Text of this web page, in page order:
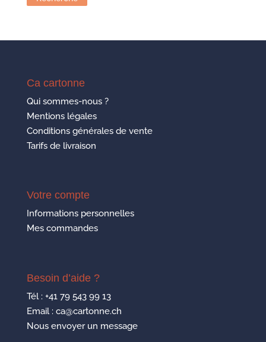
Ca cartonne
Qui sommes-nous ?
Mentions légales
Conditions générales de vente
Tarifs de livraison
Votre compte
Informations personnelles
Mes commandes
Besoin d’aide ?
Tél : +41 79 543 99 13
Email : ca@cartonne.ch
Nous envoyer un message